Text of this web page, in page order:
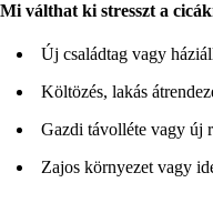
Mi válthat ki stresszt a
Új családtag vagy
Költözés, lakás
Gazdi távolléte vagy új
Zajos környezet vagy